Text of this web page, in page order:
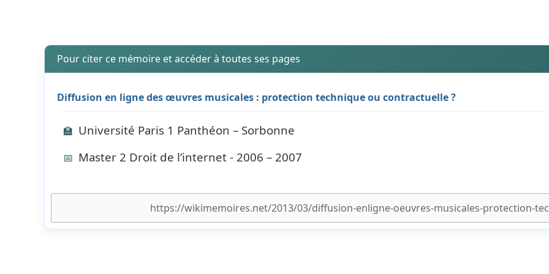
Pour citer ce mémoire et accéder à toutes ses pages
Diffusion en ligne des œuvres musicales : protection technique ou contractuelle ?
🏫 Université Paris 1 Panthéon – Sorbonne
📅 Master 2 Droit de l’internet - 2006 – 2007